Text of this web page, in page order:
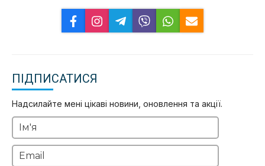
ПІДПИСАТИСЯ
Надсилайте мені цікаві новини, оновлення та акції.
Ім'я
Email